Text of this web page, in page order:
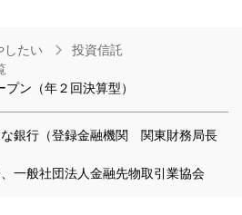
したい
投資信託
ン（年２回決算型）
銀行（登録金融機関 関東財務局長
一般社団法人金融先物取引業協会